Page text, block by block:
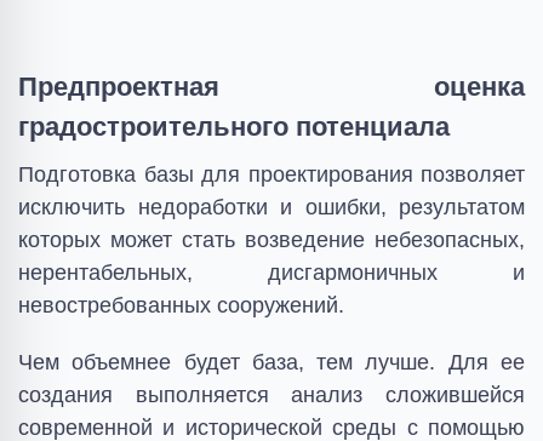
Предпроектная оценка
градостроительного потенциала
Подготовка базы для проектирования позволяет
исключить недоработки и ошибки, результатом
которых может стать возведение небезопасных,
нерентабельных, дисгармоничных и
невостребованных сооружений.
Чем объемнее будет база, тем лучше. Для ее
создания выполняется анализ сложившейся
современной и исторической среды с помощью